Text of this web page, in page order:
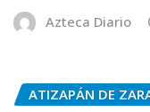
Azteca Diario
ATIZAPÁN DE